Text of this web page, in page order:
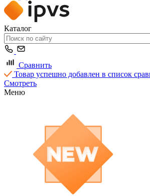
Каталог
Сравнить
Товар успешно добавлен в список
Смотреть
Меню